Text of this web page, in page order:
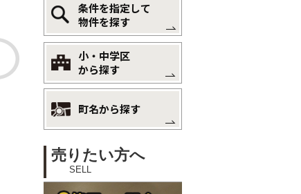
条件を指定して
物件を探す
小・中学区
から探す
町名から探す
売りたい方へ
SELL